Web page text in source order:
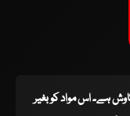
کاوش ہے۔ اس مواد کو بغیر